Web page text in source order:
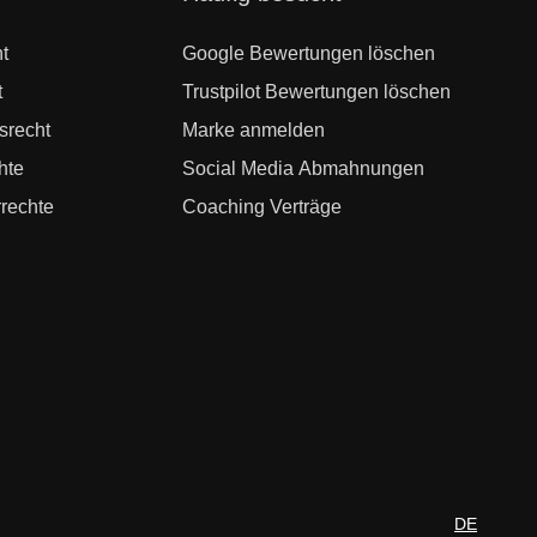
Google Bewertungen löschen
Trustpilot Bewertungen löschen
Marke anmelden
Social Media Abmahnungen
Coaching Verträge
DE